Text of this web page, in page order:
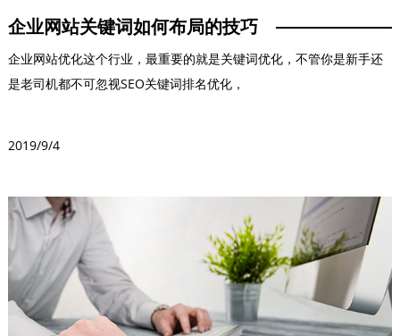
企业网站关键词如何布局的技巧
企业网站优化这个行业，最重要的就是关键词优化，不管你是新手还
是老司机都不可忽视SEO关键词排名优化，
2019/9/4